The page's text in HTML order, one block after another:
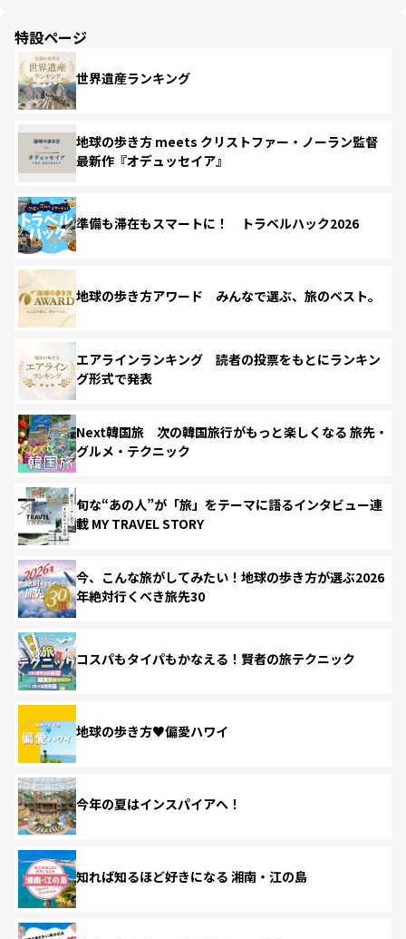
特設ページ
世界遺産ランキング
地球の歩き方 meets クリストファー・ノーラン監督
最新作『オデュッセイア』
準備も滞在もスマートに！ トラベルハック2026
地球の歩き方アワード みんなで選ぶ、旅のベスト。
エアラインランキング 読者の投票をもとにランキン
グ形式で発表
Next韓国旅 次の韓国旅行がもっと楽しくなる 旅先・
グルメ・テクニック
旬な“あの人”が「旅」をテーマに語るインタビュー連
載 MY TRAVEL STORY
今、こんな旅がしてみたい！地球の歩き方が選ぶ2026
年絶対行くべき旅先30
コスパもタイパもかなえる！賢者の旅テクニック
地球の歩き方♥偏愛ハワイ
今年の夏はインスパイアへ！
知れば知るほど好きになる 湘南・江の島